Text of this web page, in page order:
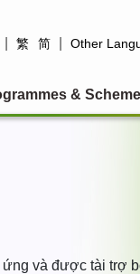
繁 简 Other
& Scheme
và được tài trợ